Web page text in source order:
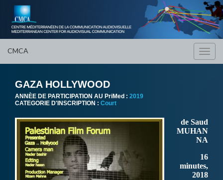
CMCA
GAZA HOLLYWOOD
ANNÈE DE PARTICIPATION AU PriMed : 2019
CATEGORIE D'INSCRIPTION : Court
de Saud
MUHAN
NA
16
minutes,
2018